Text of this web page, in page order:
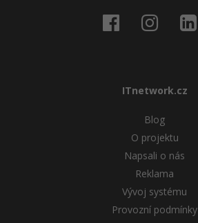
ITnetwork.cz
Blog
O projektu
Napsali o nás
Reklama
Vývoj systému
Provozní podmínky